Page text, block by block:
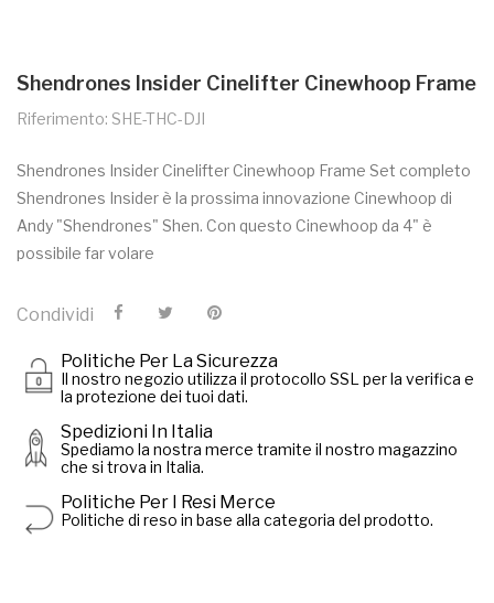
Shendrones Insider Cinelifter Cinewhoop Frame
Riferimento: SHE-THC-DJI
Shendrones Insider Cinelifter Cinewhoop Frame Set completo
Shendrones Insider è la prossima innovazione Cinewhoop di
Andy "Shendrones" Shen. Con questo Cinewhoop da 4" è
possibile far volare
Condividi
Politiche Per La Sicurezza
Il nostro negozio utilizza il protocollo SSL per la verifica e
la protezione dei tuoi dati.
Spedizioni In Italia
Spediamo la nostra merce tramite il nostro magazzino
che si trova in Italia.
Politiche Per I Resi Merce
Politiche di reso in base alla categoria del prodotto.